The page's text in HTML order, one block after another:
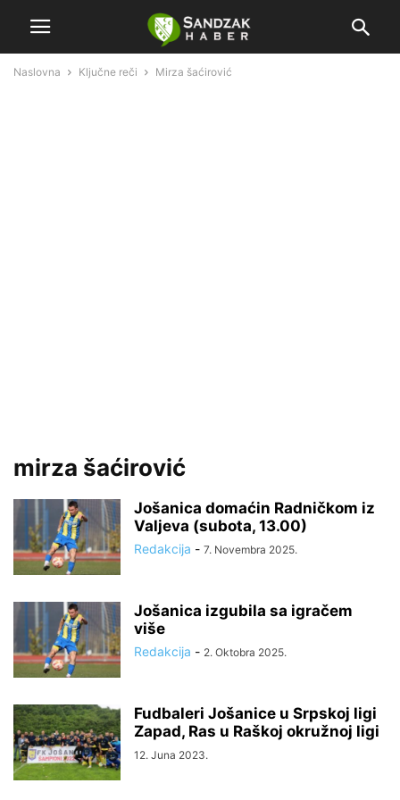
Naslovna Ključne reči Mirza šaćirović
mirza šaćirović
Jošanica domaćin Radničkom iz
Valjeva (subota, 13.00)
Redakcija - 7. Novembra 2025.
Jošanica izgubila sa igračem
više
Redakcija - 2. Oktobra 2025.
Fudbaleri Jošanice u Srpskoj ligi
Zapad, Ras u Raškoj okružnoj ligi
12. Juna 2023.